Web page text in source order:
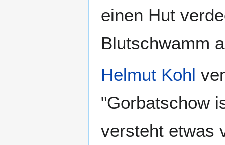
einen Hut
Blutschwamm
Helmut Kohl
"Gorbatschow
versteht etwas